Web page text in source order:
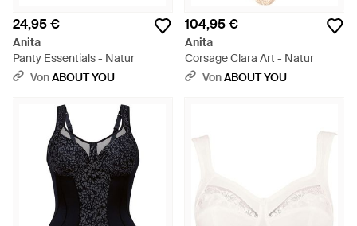
24,95 €
Anita
Panty Essentials - Natur
VonABOUT YOU
104,95 €
Anita
Corsage Clara Art - Natur
VonABOUT YOU